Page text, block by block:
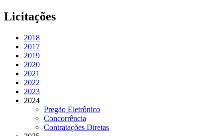
Licitações
2018
2017
2019
2020
2021
2022
2023
2024
Pregão Eletrônico
Concorrência
Contratações Diretas